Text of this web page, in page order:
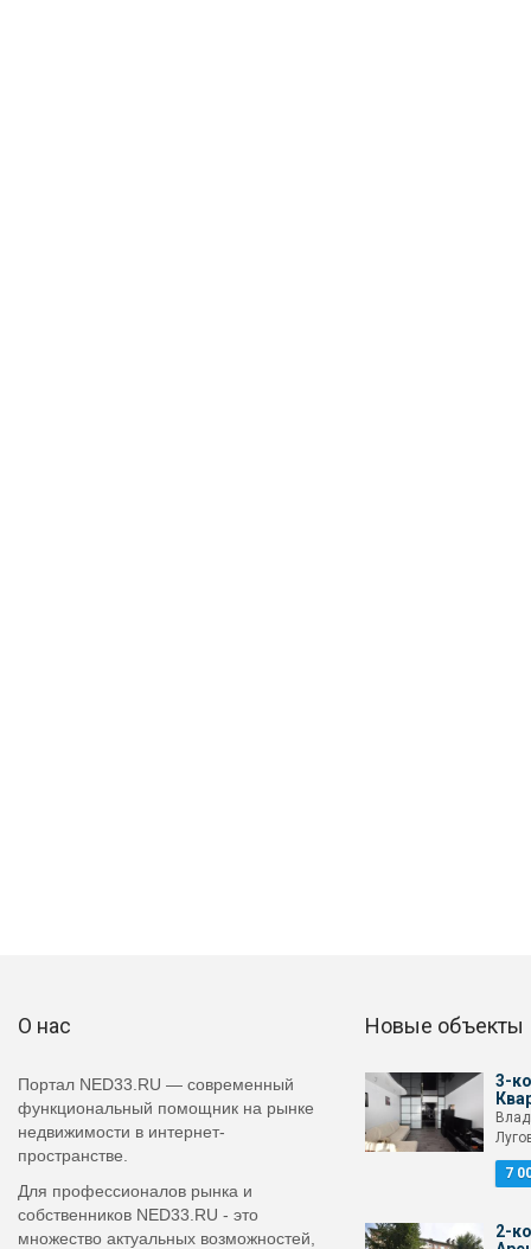
О нас
Портал NED33.RU — современный
функциональный помощник на рынке
недвижимости в интернет-
пространстве.
Для профессионалов рынка и
собственников NED33.RU - это
множество актуальных возможностей,
Новые объекты
3-
7
2-